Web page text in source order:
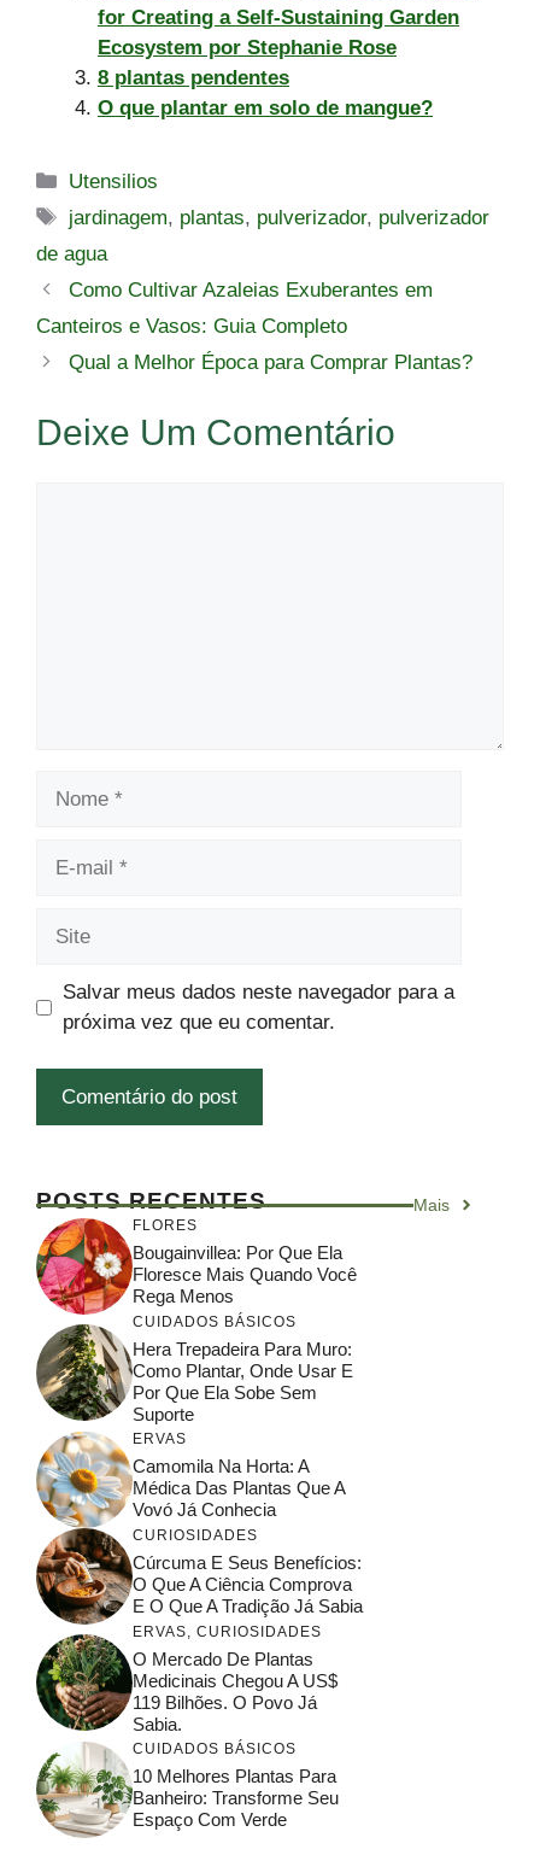
for Creating a Self-Sustaining Garden
Ecosystem por Stephanie Rose
8 plantas pendentes
O que plantar em solo de mangue?
Categorias
Utensilios
Tags
jardinagem, plantas, pulverizador, pulverizador
de agua
Como Cultivar Azaleias Exuberantes em
Canteiros e Vasos: Guia Completo
Qual a Melhor Época para Comprar Plantas?
Deixe Um Comentário
Salvar meus dados neste navegador para a
próxima vez que eu comentar.
POSTS RECENTES Mais
FLORES
Bougainvillea: Por Que Ela
Floresce Mais Quando Você
Rega Menos
CUIDADOS BÁSICOS
Hera Trepadeira Para Muro:
Como Plantar, Onde Usar E
Por Que Ela Sobe Sem
Suporte
ERVAS
Camomila Na Horta: A
Médica Das Plantas Que A
Vovó Já Conhecia
CURIOSIDADES
Cúrcuma E Seus Benefícios:
O Que A Ciência Comprova
E O Que A Tradição Já Sabia
ERVAS CURIOSIDADES
O Mercado De Plantas
Medicinais Chegou A US$
119 Bilhões. O Povo Já
Sabia.
CUIDADOS BÁSICOS
10 Melhores Plantas Para
Banheiro: Transforme Seu
Espaço Com Verde